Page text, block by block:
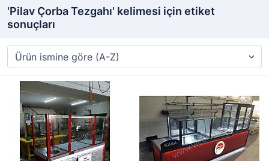
'Pilav Çorba Tezgahı' kelimesi için etiket
sonuçları